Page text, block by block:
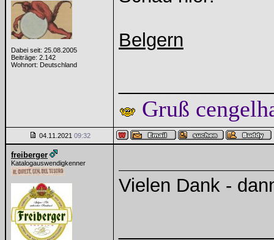
Dabei seit: 25.08.2005
Beiträge: 2.142
Wohnort: Deutschland
Belgern
Gruß
04.11.2021 09:32
freiberger
Katalogauswendigkenner
Vielen Dank -